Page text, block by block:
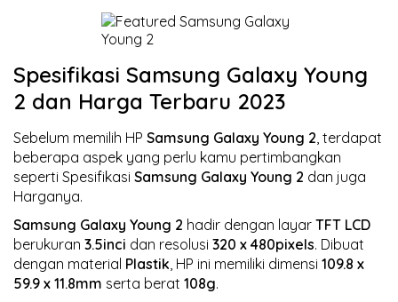
Spesifikasi Samsung Galaxy Young
2 dan Harga Terbaru 2023
Sebelum memilih HP Samsung Galaxy Young 2, terdapat
beberapa aspek yang perlu kamu pertimbangkan
seperti Spesifikasi Samsung Galaxy Young 2 dan juga
Harganya.
Samsung Galaxy Young 2 hadir dengan layar TFT LCD
berukuran 3.5inci dan resolusi 320 x 480pixels. Dibuat
dengan material Plastik, HP ini memiliki dimensi 109.8 x
59.9 x 11.8mm serta berat 108g.